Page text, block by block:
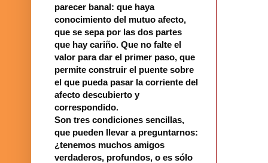
parecer banal: que haya
conocimiento del mutuo afecto,
que se sepa por las dos partes
que hay cariño. Que no falte el
valor para dar el primer paso, que
permite construir el puente sobre
el que pueda pasar la corriente del
afecto descubierto y
correspondido.
Son tres condiciones sencillas,
que pueden llevar a preguntarnos:
¿tenemos muchos amigos
verdaderos, profundos, o es sólo